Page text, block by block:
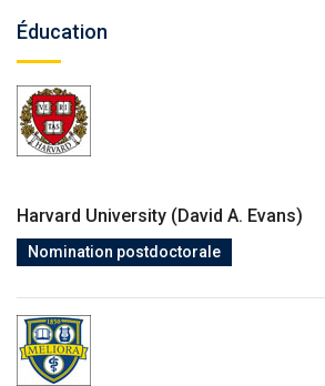
Éducation
Harvard University (David A. Evans)
Nomination postdoctorale